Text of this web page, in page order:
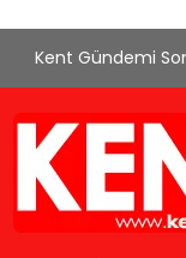
Tam
ve akıllı
iklimlendirme
konforlu ve
artırırken
estetik ile bulu
Kent Gündemi